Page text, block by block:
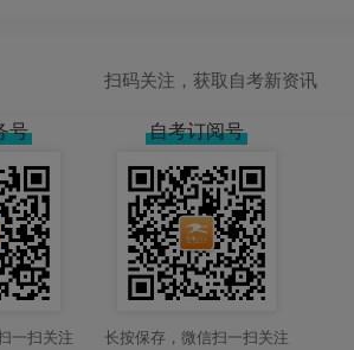
扫码关注，获取自考新资讯
号
一扫关注
自考订阅号
长按保存，微信扫一扫关注